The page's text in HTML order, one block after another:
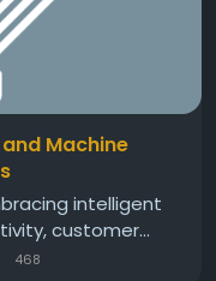
Machine
intelligent
customer...
468